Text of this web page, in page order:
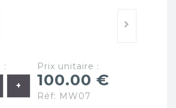
: Prix unitaire :
100.00 €
Réf: MW07